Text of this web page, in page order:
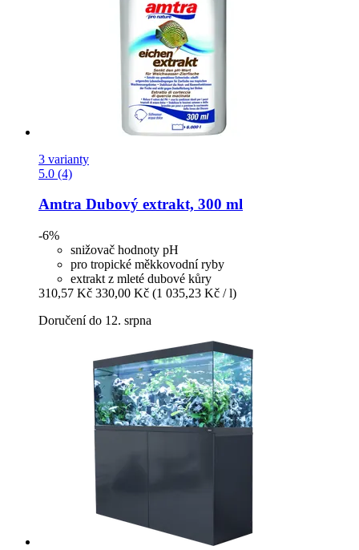
3 varianty
5.0 (4)
Amtra Dubový extrakt, 300 ml
-6%
snižovač hodnoty pH
pro tropické měkkovodní ryby
extrakt z mleté dubové kůry
310,57 Kč 330,00 Kč (1 035,23 Kč / l)
Doručení do 12. srpna